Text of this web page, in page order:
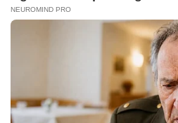
Юля захлопнула дверцу
развернулась. ‒ А
Можно рожать? Ничему
Ир, тогда и сейчас это
сомневаюсь, что твой
узнав, что ты решила все
обидно, что ты тогда